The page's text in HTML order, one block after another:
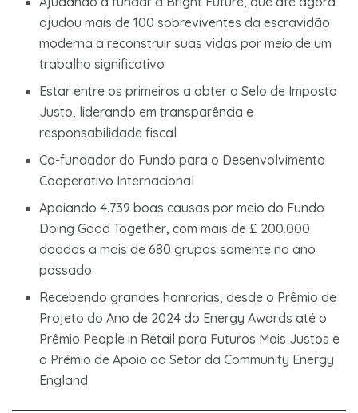
ajudou mais de 100 sobreviventes da escravidão
moderna a reconstruir suas vidas por meio de um
trabalho significativo
Estar entre os primeiros a obter o Selo de Imposto
Justo, liderando em transparência e
responsabilidade fiscal
Co-fundador do Fundo para o Desenvolvimento
Cooperativo Internacional
Apoiando 4.739 boas causas por meio do Fundo
Doing Good Together, com mais de £ 200.000
doados a mais de 680 grupos somente no ano
passado.
Recebendo grandes honrarias, desde o Prêmio de
Projeto do Ano de 2024 do Energy Awards até o
Prêmio People in Retail para Futuros Mais Justos e
o Prêmio de Apoio ao Setor da Community Energy
England